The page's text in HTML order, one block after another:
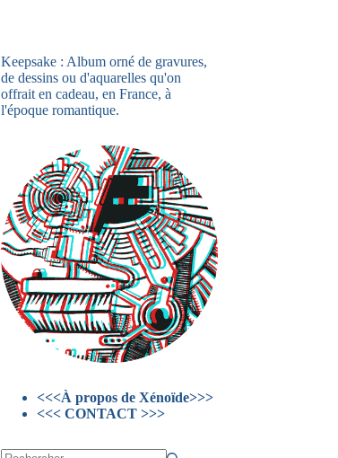
Keepsake : Album orné de gravures,
de dessins ou d'aquarelles qu'on
offrait en cadeau, en France, à
l'époque romantique.
<<<À propos de Xénoïde>>>
<<< CONTACT >>>